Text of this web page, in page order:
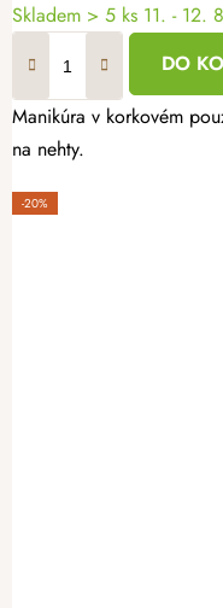
Skladem > 5 ks 11. - 12.
DO
Manikúra v korkovém
na nehty.
-20%